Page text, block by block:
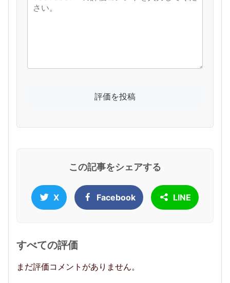
この記事をシェアする
X Facebook LINE
すべての評価
まだ評価コメントがありません。